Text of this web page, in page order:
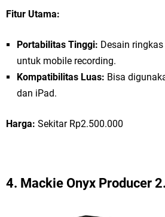
Fitur Utama:
Portabilitas Tinggi: Desain
untuk mobile recording.
Kompatibilitas Luas: Bisa
dan iPad.
Harga: Sekitar Rp2.500.000
4. Mackie Onyx Producer